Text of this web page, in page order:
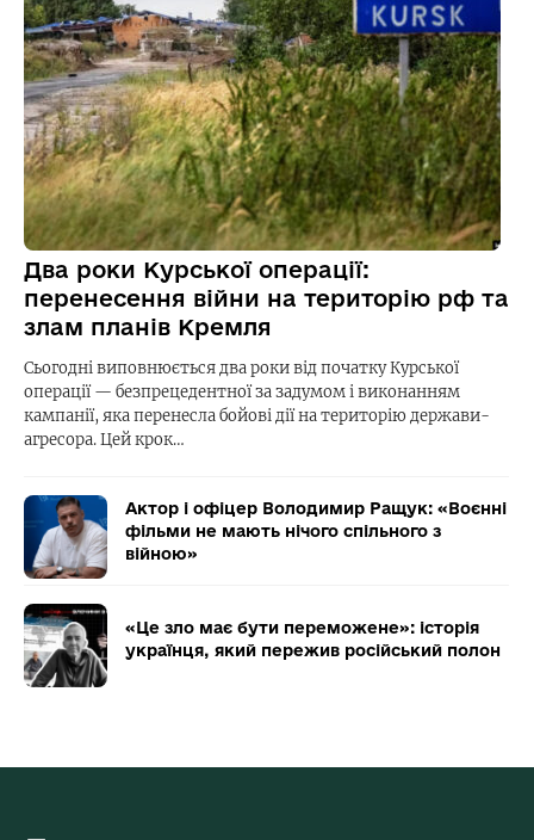
Два роки Курської операції:
перенесення війни на територію рф та
злам планів Кремля
Сьогодні виповнюється два роки від початку Курської
операції — безпрецедентної за задумом і виконанням
кампанії, яка перенесла бойові дії на територію держави-
агресора. Цей крок…
Актор і офіцер Володимир Ращук: «Воєнні
фільми не мають нічого спільного з
війною»
«Це зло має бути переможене»: історія
українця, який пережив російський полон